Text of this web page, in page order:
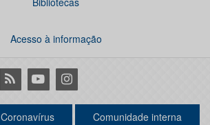
Acesso à informação
RSS YoutubeInstagram
Coronavírus Comunidade interna